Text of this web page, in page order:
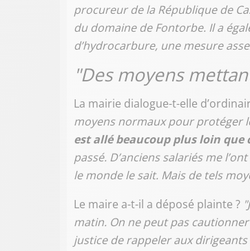
procureur de la République de
du domaine de Fontorbe. Il a
d’hydrocarbure, une mesure
"Des moyens
La mairie dialogue-t-elle
moyens normaux pour protéger
est allé beaucoup plus loin que
passé. D’anciens salariés me
le monde le sait. Mais de tels
Le maire a-t-il a déposé plainte ?
matin. On ne peut pas
justice de rappeler aux